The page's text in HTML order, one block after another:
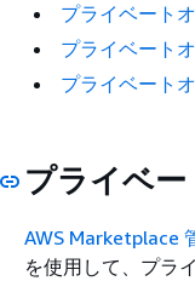
プライベート
プライベート
プライベート
プライベ
AWS Marketplace
を使用して、プラ